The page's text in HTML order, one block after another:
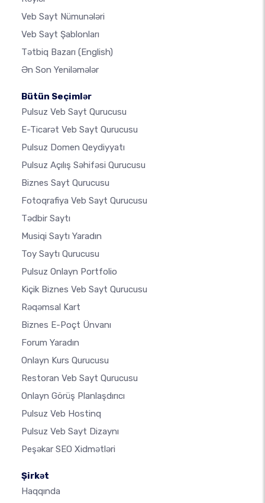
Veb Sayt Nümunələri
Veb Sayt Şablonları
Tətbiq Bazarı (English)
Ən Son Yeniləmələr
Bütün Seçimlər
Pulsuz Veb Sayt Qurucusu
E-Ticarət Veb Sayt Qurucusu
Pulsuz Domen Qeydiyyatı
Pulsuz Açılış Səhifəsi Qurucusu
Biznes Sayt Qurucusu
Fotoqrafiya Veb Sayt Qurucusu
Tədbir Saytı
Musiqi Saytı Yaradın
Toy Saytı Qurucusu
Pulsuz Onlayn Portfolio
Kiçik Biznes Veb Sayt Qurucusu
Rəqəmsal Kart
Biznes E-Poçt Ünvanı
Forum Yaradın
Onlayn Kurs Qurucusu
Restoran Veb Sayt Qurucusu
Onlayn Görüş Planlaşdırıcı
Pulsuz Veb Hostinq
Pulsuz Veb Sayt Dizaynı
Peşəkar SEO Xidmətləri
Şirkət
Haqqında